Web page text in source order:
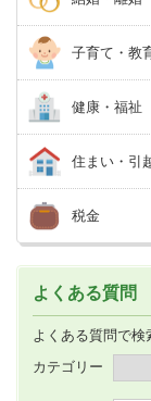
子育て・教
健康・福祉
住まい・引
税金
よくある質問
よくある質問で検
カテゴリー